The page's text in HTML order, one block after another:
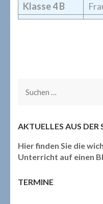
Klasse 4 B
Suchen
AKTUELLES AUS DER
Hier finden Sie die
Unterricht auf einen
TERMINE